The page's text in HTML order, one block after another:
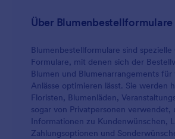
Über Blumenbestellformulare
Blumenbestellformulare sind spezielle
Formulare, mit denen sich der
Blumen und Blumenarrangements für
Anlässe optimieren lässt. Sie werden
Floristen, Blumenläden,
sogar von Privatpersonen verwendet,
Informationen zu Kundenwünschen,
Zahlungsoptionen und